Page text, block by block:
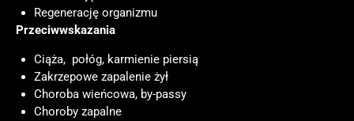
Regenerację organizmu
Przeciwwskazania
Ciąża, połóg, karmienie piersią
Zakrzepowe zapalenie żył
Choroba wieńcowa, by-passy
Choroby zapalne